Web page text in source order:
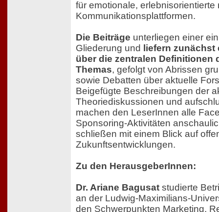
für emotionale,
Kommunikationsplattformen.
Die Beiträge unterliegen einer
Gliederung und
liefern
über die zentralen Definitionen
Themas, gefolgt von Abrissen
sowie Debatten über aktuelle
Beigefügte Beschreibungen der
Theoriediskussionen und
machen den LeserInnen alle
Sponsoring-Aktivitäten
schließen mit einem Blick auf
Zukunftsentwicklungen.
Zu den HerausgeberInnen:
Dr. Ariane Bagusat studierte
an der Ludwig-Maximilians-
den Schwerpunkten Marketing,